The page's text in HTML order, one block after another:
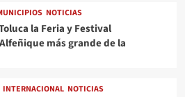
NOTICIAS
la Feria y Festival
más grande de la
INTERNACIONAL NOTICIAS